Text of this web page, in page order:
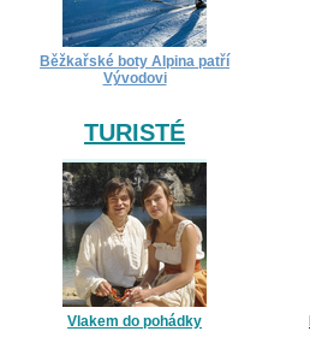
Běžkařské boty Alpina patří
Vývodovi
TURISTÉ
Vlakem do pohádky